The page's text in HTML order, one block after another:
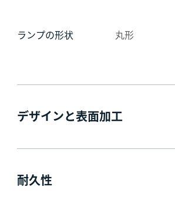
ランプの形状 丸形
デザインと表面加工
耐久性